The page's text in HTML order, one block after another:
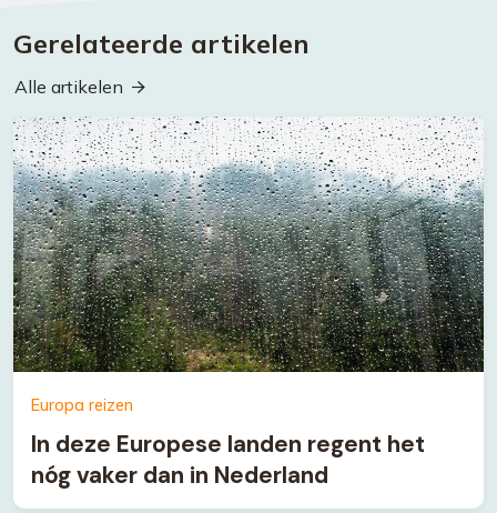
Gerelateerde artikelen
Alle artikelen
Europa reizen
In deze Europese landen regent het
nóg vaker dan in Nederland